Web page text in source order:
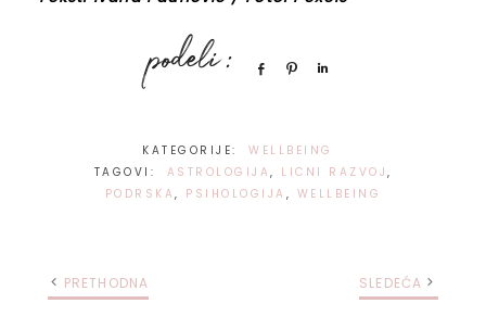
Share Pin
KATEGORIJE:
WELLBEING
TAGOVI:
ASTROLOGIJA , LICNI RAZVOJ ,
PODRSKA, PSIHOLOGIJA , WELLBEING
PRETHODNA SLEDEĆA